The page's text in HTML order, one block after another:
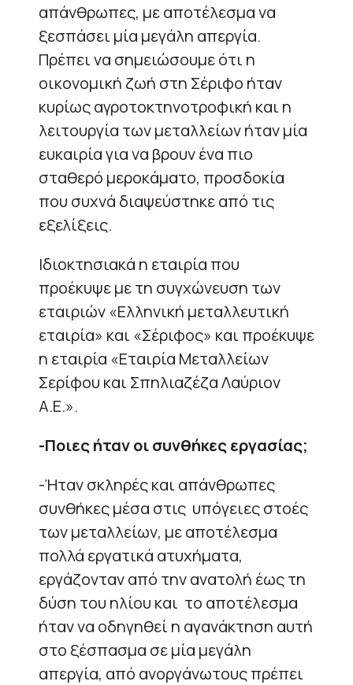
απάνθρωπες, με αποτέλεσμα να
ξεσπάσει μία μεγάλη απεργία.
Πρέπει να σημειώσουμε ότι η
οικονομική ζωή στη Σέριφο ήταν
κυρίως αγροτοκτηνοτροφική και η
λειτουργία των μεταλλείων ήταν μία
ευκαιρία για να βρουν ένα πιο
σταθερό μεροκάματο, προσδοκία
που συχνά διαψεύστηκε από τις
εξελίξεις.
Ιδιοκτησιακά η εταιρία που
προέκυψε με τη συγχώνευση των
εταιριών «Ελληνική μεταλλευτική
εταιρία» και «Σέριφος» και προέκυψε
η εταιρία «Εταιρία Μεταλλείων
Σερίφου και Σπηλιαζέζα Λαύριον
Α.Ε.».
-Ποιες ήταν οι συνθήκες εργασίας;
-Ήταν σκληρές και απάνθρωπες
συνθήκες μέσα στις υπόγειες στοές
των μεταλλείων, με αποτέλεσμα
πολλά εργατικά ατυχήματα,
εργάζονταν από την ανατολή έως τη
δύση του ηλίου και το αποτέλεσμα
ήταν να οδηγηθεί η αγανάκτηση αυτή
στο ξέσπασμα σε μία μεγάλη
απεργία, από ανοργάνωτους πρέπει